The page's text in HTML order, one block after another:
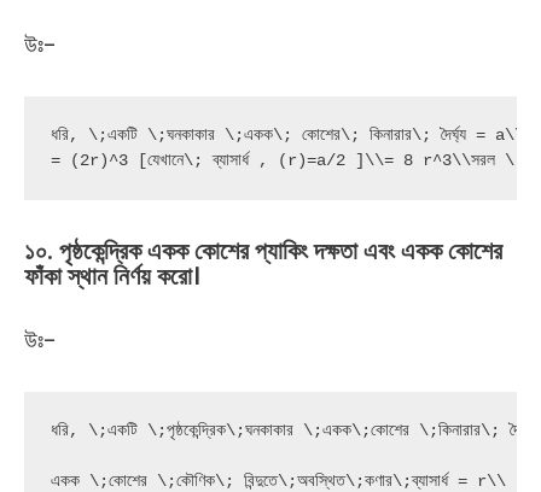
উঃ-
ধরি, \;একটি \;ঘনকাকার \;একক\; কোশের\; কিনারার\; দৈর্ঘ্য
= (2r)^3 [যেখানে\; ব্যাসার্ধ , (r)=a/2 ]\\= 8 r^3\\সরল
১০. পৃষ্ঠকেন্দ্রিকএকককোশেরপ্যাকিংদক্ষতাএবংএকককোশের
ফাঁকাস্থাননির্ণয়করো।
উঃ-
ধরি, \;একটি \;পৃষ্ঠকেন্দ্রিক\;ঘনকাকার \;একক\;কোশের \;কিনারার\;
একক \;কোশের \;কৌণিক\; বিন্দুতে\;অবস্থিত\;কণার\;ব্যাসার্ধ = r\\